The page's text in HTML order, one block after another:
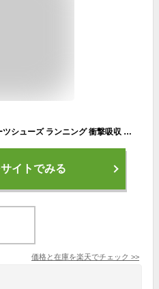
【千葉発送/翌日配達】通勤 スポーツシューズ ランニング 衝撃吸収 大きいサイズ 歩きやすい スニーカー レディース メンズ 運動靴 シューズ ローカット ブラック カジュアルシューズ おしゃれ 軽量 通学 スリッポン ランニングシューズ
イトでみる
価格と在庫を楽天でチェック >>